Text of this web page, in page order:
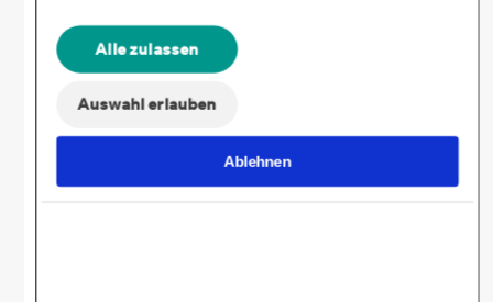
Alle zulassen
Auswahl erlauben
Ablehnen